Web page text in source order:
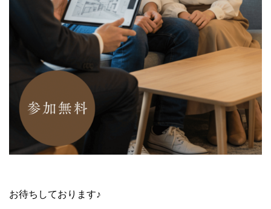
お待ちしております♪